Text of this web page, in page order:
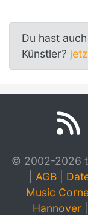
Du hast
Künstler?
© 2002-2026
AGB
Music
Hannover